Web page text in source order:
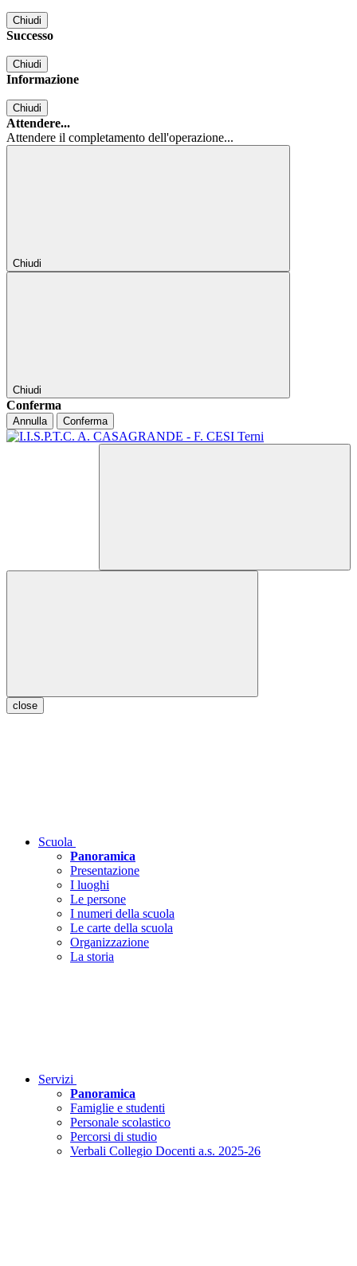
Chiudi
Successo
Chiudi
Informazione
Chiudi
Attendere...
Attendere il completamento dell'operazione...
Chiudi
Chiudi
Conferma
Annulla Conferma
close
Scuola
Panoramica
Presentazione
I luoghi
Le persone
I numeri della scuola
Le carte della scuola
Organizzazione
La storia
Servizi
Panoramica
Famiglie e studenti
Personale scolastico
Percorsi di studio
Verbali Collegio Docenti a.s. 2025-26